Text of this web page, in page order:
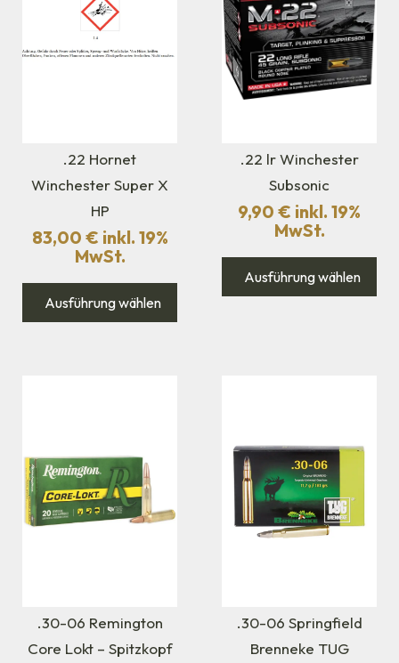
.22 Hornet
Winchester Super X
HP
83,00 € inkl. 19%
MwSt.
Ausführung wählen
.22 lr Winchester
Subsonic
9,90 € inkl. 19%
MwSt.
Ausführung wählen
.30-06 Remington
Core Lokt – Spitzkopf
.30-06 Springfield
Brenneke TUG